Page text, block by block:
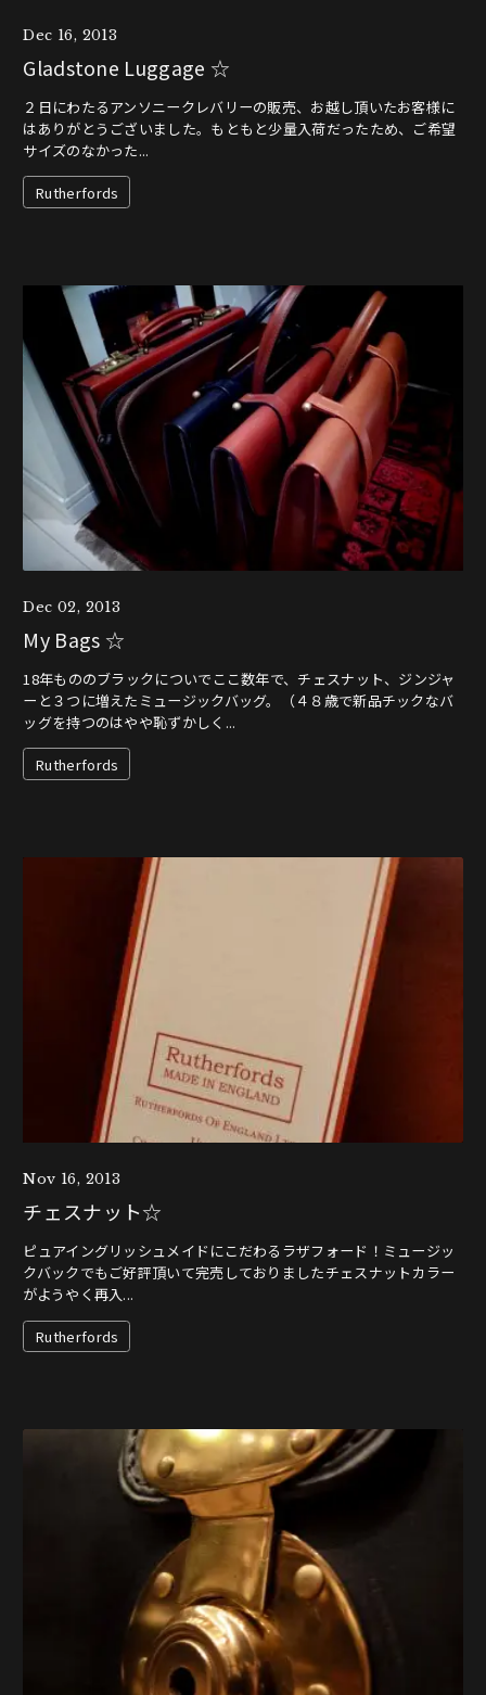
Dec 16, 2013
Gladstone Luggage ☆
２日にわたるアンソニークレバリーの販売、お越し頂いたお客様に
はありがとうございました。もともと少量入荷だったため、ご希望
サイズのなかった...
Rutherfords
Dec 02, 2013
My Bags ☆
18年もののブラックについでここ数年で、チェスナット、ジンジャ
ーと３つに増えたミュージックバッグ。（４８歳で新品チックなバ
ッグを持つのはやや恥ずかしく...
Rutherfords
Nov 16, 2013
チェスナット☆
ピュアイングリッシュメイドにこだわるラザフォード！ミュージッ
クバックでもご好評頂いて完売しておりましたチェスナットカラー
がようやく再入...
Rutherfords